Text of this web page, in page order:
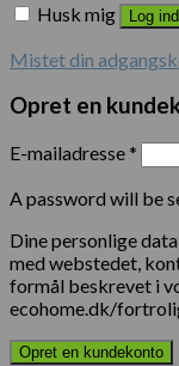
Husk mig
Log ind
Mistet din
Opret en
E-mailadresse*
A password will be
Dine personlige
med webstedet,
formål beskrevet i
ecohome.dk/
Opret en kundekonto